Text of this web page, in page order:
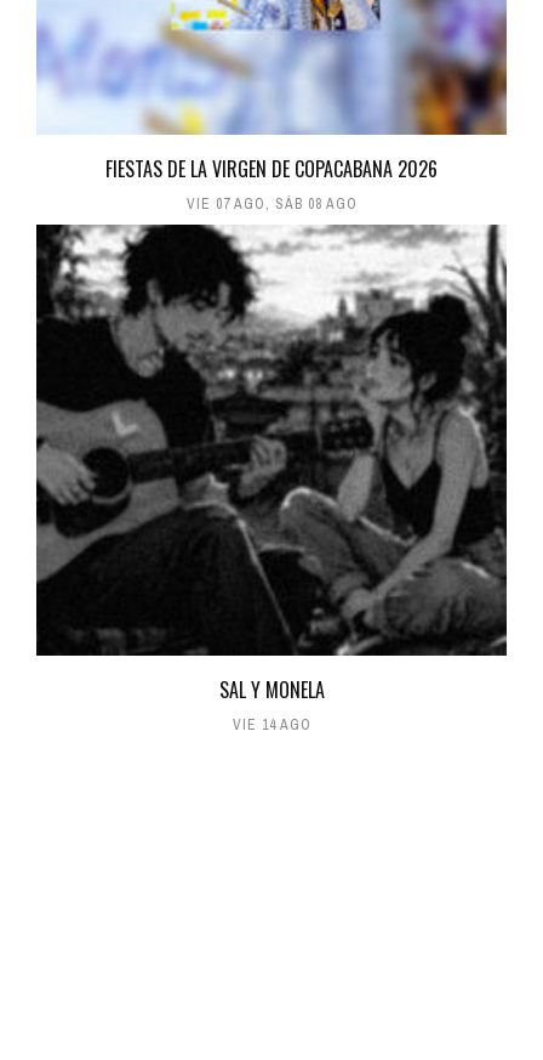
FIESTAS DE LA VIRGEN DE COPACABANA 2026
VIE 07 AGO, SÁB 08 AGO
SAL Y MONELA
VIE 14 AGO